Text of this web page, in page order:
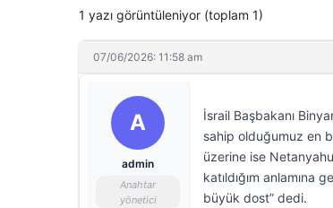
1 yazı görüntüleniyor (toplam 1)
07/06/2026: 11:58 am
A
admin
Anahtar
yönetici
İsrail Başbakanı
sahip olduğumuz en
üzerine ise
katıldığım
büyük dost” dedi.